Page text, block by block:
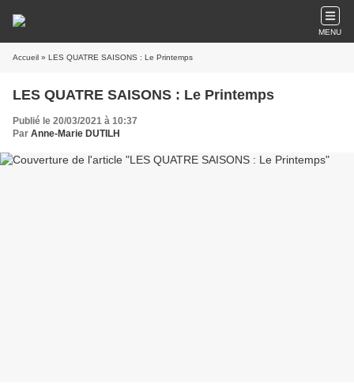
MENU
Accueil » LES QUATRE SAISONS : Le Printemps
LES QUATRE SAISONS : Le Printemps
Publié le 20/03/2021 à 10:37
Par Anne-Marie DUTILH